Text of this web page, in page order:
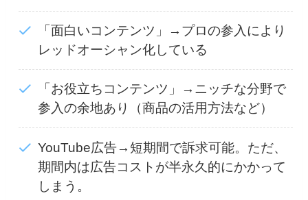
「面白いコンテンツ」→プロの参入により
レッドオーシャン化している
「お役立ちコンテンツ」→ニッチな分野で
参入の余地あり（商品の活用方法など）
YouTube広告→短期間で訴求可能。ただ、
期間内は広告コストが半永久的にかかって
しまう。